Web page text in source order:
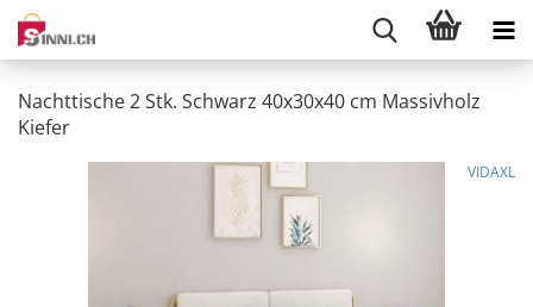
Nachttische 2 Stk. Schwarz 40x30x40 cm Massivholz
Kiefer
VIDAXL